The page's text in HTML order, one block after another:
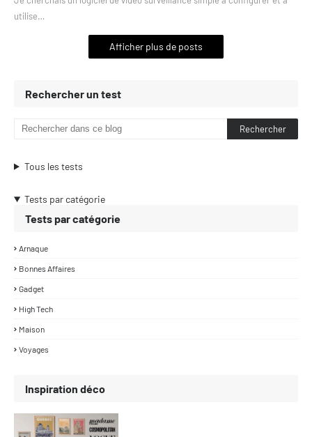
utilise…
Afficher plus de posts
Rechercher un test
Tous les tests
Tests par catégorie
Tests par catégorie
Arnaque
Bonnes Affaires
Gadget
High Tech
Maison
Voyages
Inspiration déco